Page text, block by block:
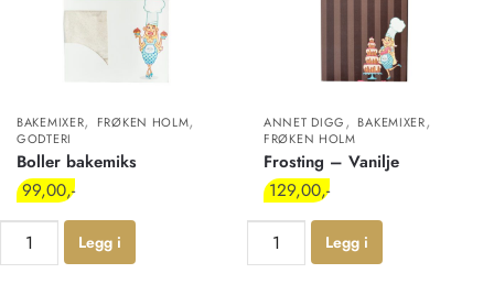
BAKEMIXER, FRØKEN HOLM,
GODTERI
Boller bakemiks
99,00
Legg i
ANNET DIGG, BAKEMIXER,
FRØKEN HOLM
Frosting – Vanilje
129,00
Legg i